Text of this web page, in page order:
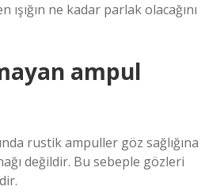
ışığın ne kadar parlak olacağını
ampul
rustik ampuller göz sağlığına
değildir. Bu sebeple gözleri